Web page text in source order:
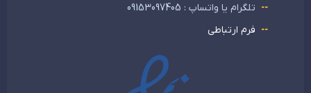
تلگرام یا واتساپ : 09153097405
فرم ارتباطی